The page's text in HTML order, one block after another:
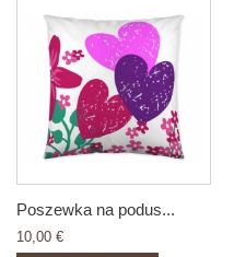
Poszewka na podus...
10,00 €